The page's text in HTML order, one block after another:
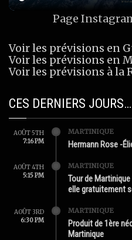
Page
Voir les prévisions en
Voir les prévisions en
Voir les prévisions à la
CES DERNIERS JOURS…
AOÛT 5TH
7:16 PM
MARTINIQUE
Hermann Rose -
AOÛT 4TH
5:15 PM
MARTINIQUE
Tour de
elle gratuitement
AOÛT 3RD
6:30 PM
MARTINIQUE
Produit de 1ère
Martinique